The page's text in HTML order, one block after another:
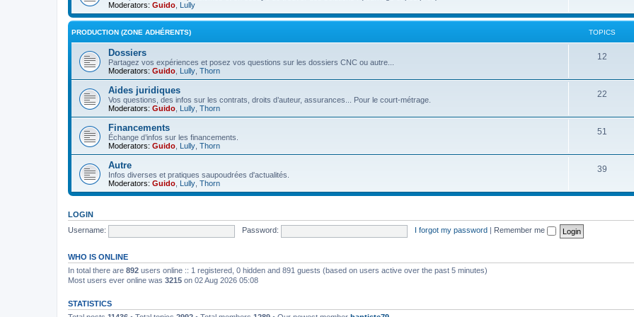
Moderators: Guido Lully
PRODUCTION (ZONE ADHÉRENTS) TOPICS
Dossiers
Partagez vos expériences et posez vos questions sur les dossiers CNC ou autre...
Moderators: Guido Lully Thorn
12
Aides juridiques
Vos questions, des infos sur les contrats, droits d’auteur, assurances... Pour le court-métrage.
Moderators: Guido Lully Thorn
22
Financements
Échange d’infos sur les financements.
Moderators: Guido Lully Thorn
51
Autre
Infos diverses et pratiques saupoudrées d'actualités.
Moderators: Guido Lully Thorn
39
LOGIN
Username:
Password: I forgot my password Remember me
WHO IS ONLINE
In total there are 892 users online :: 1 registered, 0 hidden and 891 guests (based on users active over the past 5 minutes)
Most users ever online was 3215 on 02 Aug 2026 05:08
STATISTICS